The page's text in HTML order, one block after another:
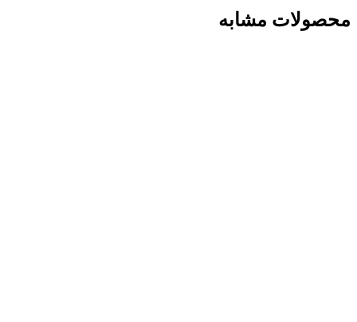
محصولات مشابه